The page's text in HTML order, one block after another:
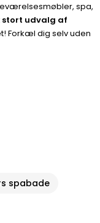
spa,
stort udvalg af
Forkæl dig selv uden
spabade